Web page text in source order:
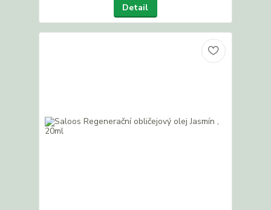
Detail